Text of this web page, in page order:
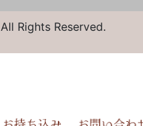
All Rights Reserved.